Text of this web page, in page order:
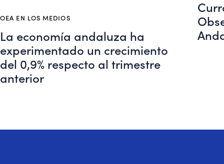
OEA EN LOS MEDIOS
La economía andaluza ha
experimentado un crecimiento
del 0,9% respecto al trimestre
anterior